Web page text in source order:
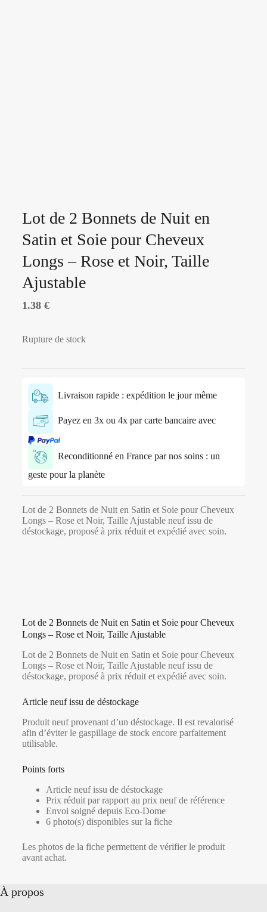
Lot de 2 Bonnets de Nuit en
Satin et Soie pour Cheveux
Longs – Rose et Noir, Taille
Ajustable
1.38 €
Rupture de stock
Livraison rapide : expédition le jour même
Payez en 3x ou 4x par carte bancaire avec
Reconditionné en France par nos soins : un
geste pour la planète
Lot de 2 Bonnets de Nuit en Satin et Soie pour Cheveux
Longs – Rose et Noir, Taille Ajustable neuf issu de
déstockage, proposé à prix réduit et expédié avec soin.
Lot de 2 Bonnets de Nuit en Satin et Soie pour Cheveux
Longs – Rose et Noir, Taille Ajustable
Lot de 2 Bonnets de Nuit en Satin et Soie pour Cheveux
Longs – Rose et Noir, Taille Ajustable neuf issu de
déstockage, proposé à prix réduit et expédié avec soin.
Article neuf issu de déstockage
Produit neuf provenant d’un déstockage. Il est revalorisé
afin d’éviter le gaspillage de stock encore parfaitement
utilisable.
Points forts
Article neuf issu de déstockage
Prix réduit par rapport au prix neuf de référence
Envoi soigné depuis Eco-Dome
6 photo(s) disponibles sur la fiche
Les photos de la fiche permettent de vérifier le produit
avant achat.
À propos